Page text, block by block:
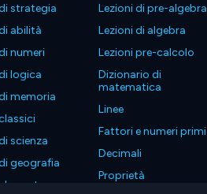
strategia
abilità
numeri
logica
memoria
scienza
geografia
le nostre app
Lezioni di pre-algebra
Lezioni di algebra
Lezioni pre-calcolo
Dizionario di
matematica
Linee
Fattori e numeri primi
Decimali
Proprietà